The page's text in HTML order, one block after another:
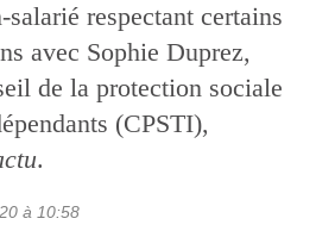
respectant certains
avec Sophie Duprez,
de la protection sociale
(CPSTI),
.
à 10:58